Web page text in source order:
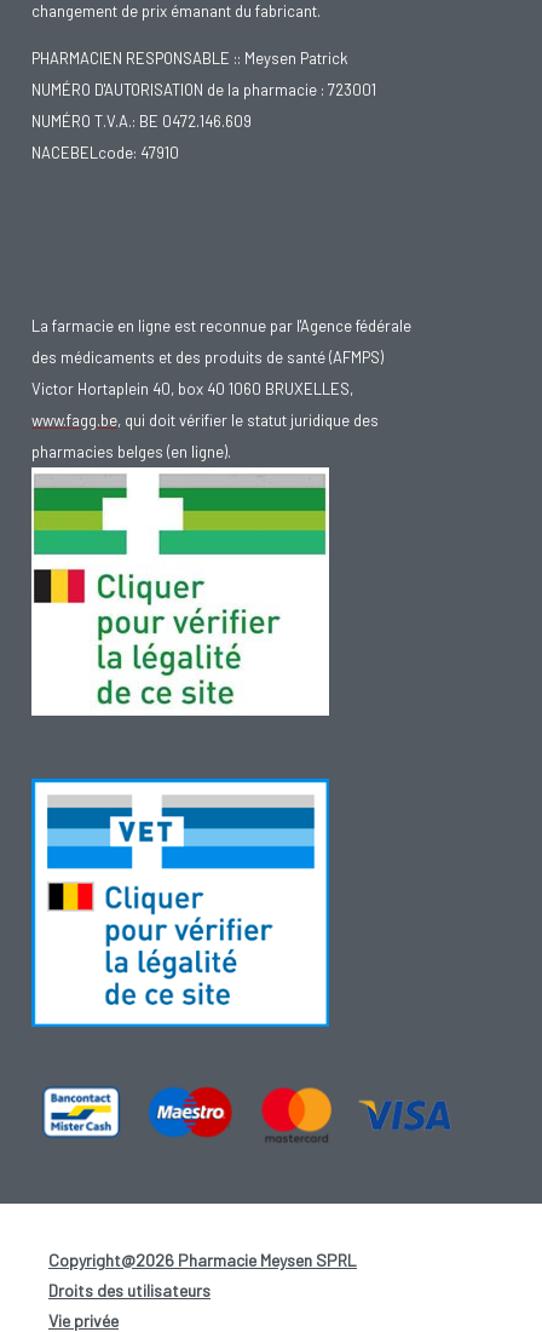
changement de prix émanant du fabricant.
PHARMACIEN RESPONSABLE :: Meysen Patrick
NUMÉRO D'AUTORISATION de la pharmacie : 723001
NUMÉRO T.V.A.: BE 0472.146.609
NACEBELcode: 47910
La farmacie en ligne est reconnue par l'Agence fédérale
des médicaments et des produits de santé (AFMPS)
Victor Hortaplein 40, box 40 1060 BRUXELLES,
www.fagg.be, qui doit vérifier le statut juridique des
pharmacies belges (en ligne).
Copyright@2026 Pharmacie Meysen SPRL
Droits des utilisateurs
Vie privée